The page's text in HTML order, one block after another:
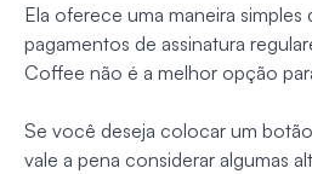
Ela oferece uma maneira
pagamentos de assinatura
Coffee não é a melhor opção
Se você deseja colocar um
vale a pena considerar algumas